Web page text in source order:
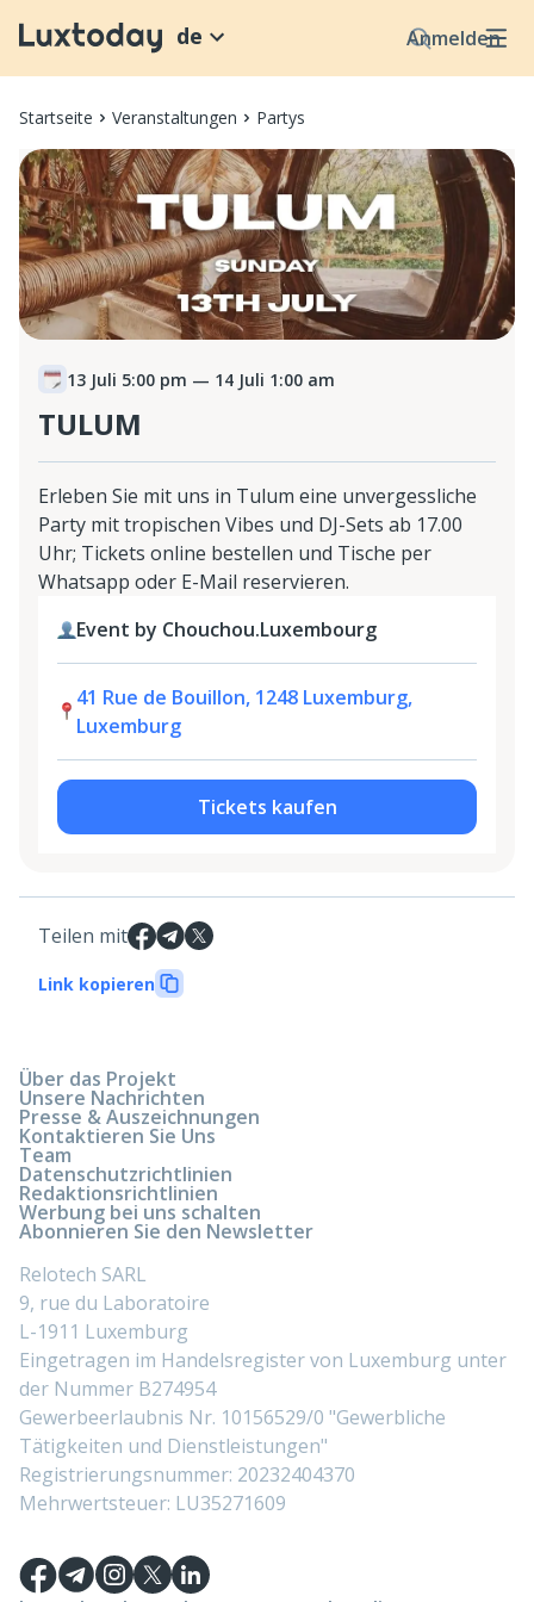
Anmelden
de
Startseite Veranstaltungen Partys
13 Juli 5:00 pm — 14 Juli 1:00 am
TULUM
Erleben Sie mit uns in Tulum eine unvergessliche
Party mit tropischen Vibes und DJ-Sets ab 17.00
Uhr; Tickets online bestellen und Tische per
Whatsapp oder E-Mail reservieren.
Event by Chouchou.Luxembourg
41 Rue de Bouillon, 1248 Luxemburg,
Luxemburg
Tickets kaufen
Teilen mit
Link kopieren
Über das Projekt
Unsere Nachrichten
Presse & Auszeichnungen
Kontaktieren Sie Uns
Team
Datenschutzrichtlinien
Redaktionsrichtlinien
Werbung bei uns schalten
Abonnieren Sie den Newsletter
Relotech SARL
9, rue du Laboratoire
L-1911 Luxemburg
Eingetragen im Handelsregister von Luxemburg unter
der Nummer B274954
Gewerbeerlaubnis Nr. 10156529/0 "Gewerbliche
Tätigkeiten und Dienstleistungen"
Registrierungsnummer: 20232404370
Mehrwertsteuer: LU35271609